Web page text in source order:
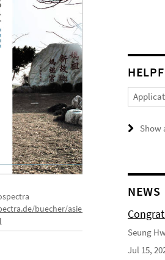
buecher/asien/ostasien/mazus-
Show
NEWS
Seung
Jul 15,